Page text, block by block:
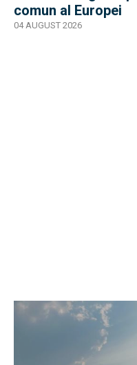
comun al Europei
04 AUGUST 2026